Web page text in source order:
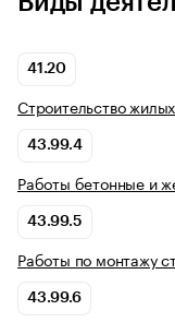
41.20
Строительство
43.99.4
Работы бетонные и
43.99.5
Работы по монтажу
43.99.6